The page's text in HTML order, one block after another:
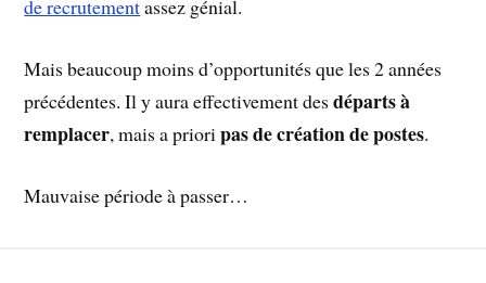
de recrutementassez génial.
Mais beaucoup moins d’opportunités que les 2 années
précédentes. Il y aura effectivement desdéparts à
remplacer, mais a prioripas de création de postes.
Mauvaise période à passer…